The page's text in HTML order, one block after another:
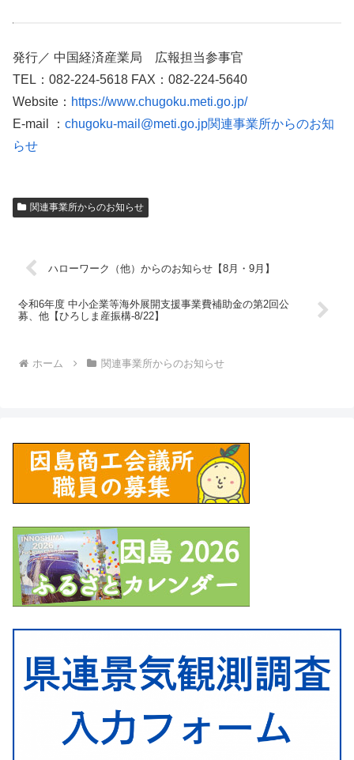
発行／ 中国経済産業局 広報担当参事官
TEL：082-224-5618 FAX：082-224-5640
Website： https://www.chugoku.meti.go.jp/
E-mail ： chugoku-mail@meti.go.jp関連事業所からのお知
らせ
関連事業所からのお知らせ
ハローワーク（他）からのお知らせ【8月・9月】
令和6年度 中小企業等海外展開支援事業費補助金の第2回公
募、他【ひろしま産振構-8/22】
ホーム 関連事業所からのお知らせ